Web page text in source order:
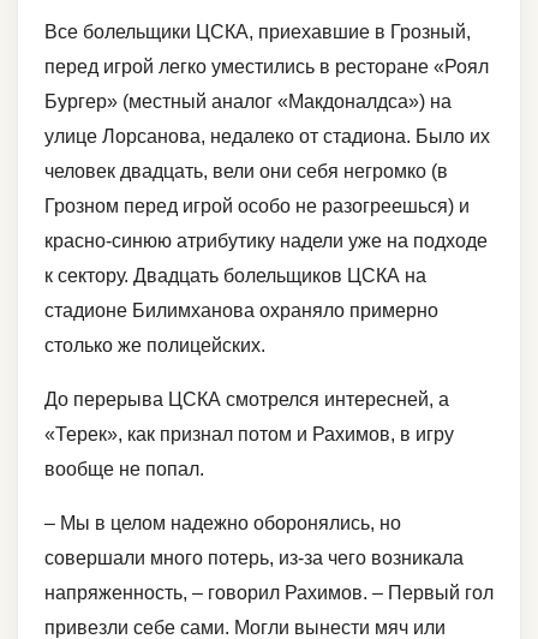
Все болельщики ЦСКА, приехавшие в Грозный,
перед игрой легко уместились в ресторане «Роял
Бургер» (местный аналог «Макдоналдса») на
улице Лорсанова, недалеко от стадиона. Было их
человек двадцать, вели они себя негромко (в
Грозном перед игрой особо не разогреешься) и
красно-синюю атрибутику надели уже на подходе
к сектору. Двадцать болельщиков ЦСКА на
стадионе Билимханова охраняло примерно
столько же полицейских.
До перерыва ЦСКА смотрелся интересней, а
«Терек», как признал потом и Рахимов, в игру
вообще не попал.
– Мы в целом надежно оборонялись, но
совершали много потерь, из-за чего возникала
напряженность, – говорил Рахимов. – Первый гол
привезли себе сами. Могли вынести мяч или